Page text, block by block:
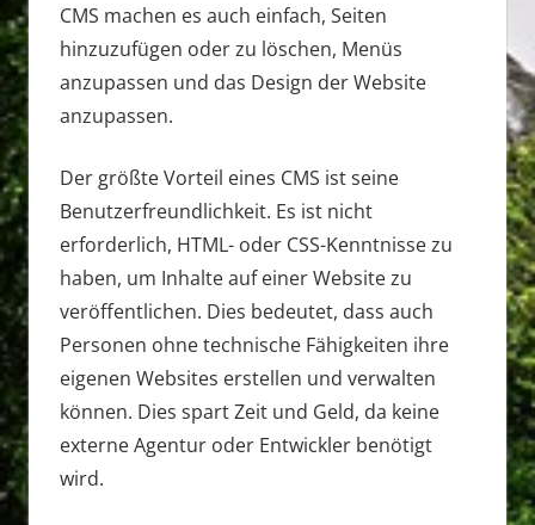
CMS machen es auch einfach, Seiten
hinzuzufügen oder zu löschen, Menüs
anzupassen und das Design der Website
anzupassen.
Der größte Vorteil eines CMS ist seine
Benutzerfreundlichkeit. Es ist nicht
erforderlich, HTML- oder CSS-Kenntnisse zu
haben, um Inhalte auf einer Website zu
veröffentlichen. Dies bedeutet, dass auch
Personen ohne technische Fähigkeiten ihre
eigenen Websites erstellen und verwalten
können. Dies spart Zeit und Geld, da keine
externe Agentur oder Entwickler benötigt
wird.